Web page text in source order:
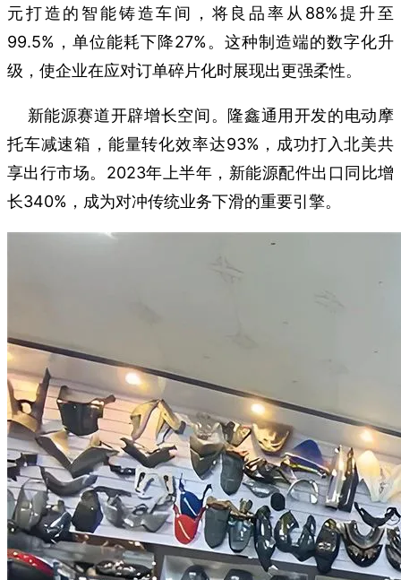
元打造的智能铸造车间，将良品率从88%提升至
99.5%，单位能耗下降27%。这种制造端的数字化升
级，使企业在应对订单碎片化时展现出更强柔性。
新能源赛道开辟增长空间。隆鑫通用开发的电动摩
托车减速箱，能量转化效率达93%，成功打入北美共
享出行市场。2023年上半年，新能源配件出口同比增
长340%，成为对冲传统业务下滑的重要引擎。